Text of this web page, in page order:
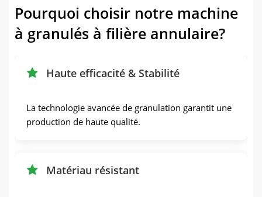
Pourquoi choisir notre machine
à granulés à filière annulaire?
Haute efficacité & Stabilité
La technologie avancée de granulation garantit une
production de haute qualité.
Matériau résistant